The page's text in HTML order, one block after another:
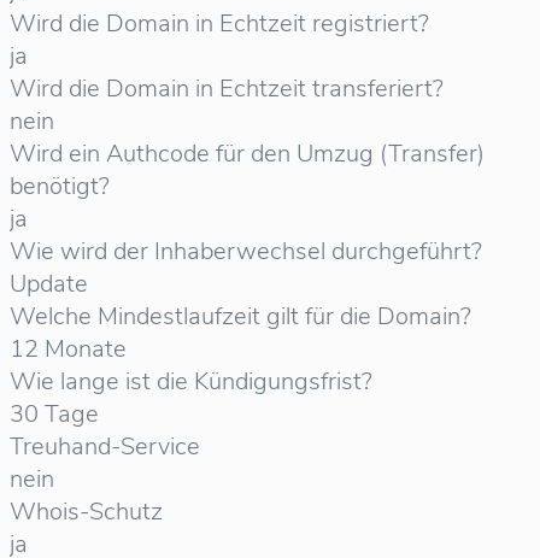
Wird die Domain in Echtzeit registriert?
ja
Wird die Domain in Echtzeit transferiert?
nein
Wird ein Authcode für den Umzug (Transfer)
benötigt?
ja
Wie wird der Inhaberwechsel durchgeführt?
Update
Welche Mindestlaufzeit gilt für die Domain?
12 Monate
Wie lange ist die Kündigungsfrist?
30 Tage
Treuhand-Service
nein
Whois-Schutz
ja